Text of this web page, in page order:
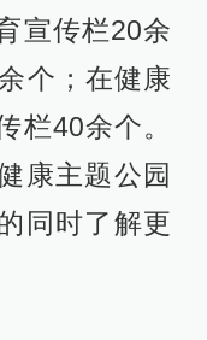
宣传栏20余
个；在健康
栏40余个。
康主题公园
同时了解更